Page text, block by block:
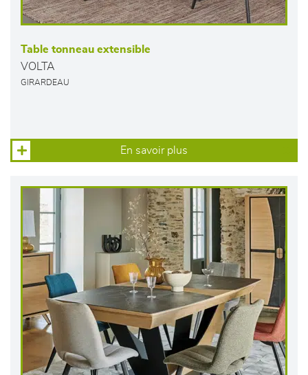
Table tonneau extensible
VOLTA
GIRARDEAU
En savoir plus